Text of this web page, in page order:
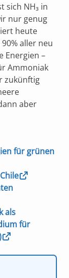
sich NH₃ in
nur genug
heute
aller neu
Energien –
Ammoniak
zukünftig
aber
für grünen
als
für